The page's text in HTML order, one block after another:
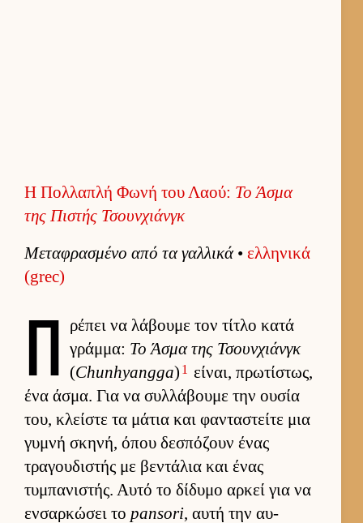
Η Πολλαπλή Φωνή του Λαού: Το Άσμα
της Πιστής Τσουν­χιάνγκ
Μεταφρασμένο από τα γαλ­λικά• ελ­ληνικά
(grec)
Π ρέπει να λάβουμε τον τίτλο κατά
γράμ­μα: Το Άσμα της Τσουν­χιάνγκ
(Chunhyangga) 1 εί­ναι, πρωτίστως,
ένα άσμα. Για να συλ­λάβουμε την ου­σία
του, κλεί­στε τα μάτια και φανταστείτε μια
γυμνή σκηνή, όπου δεσπόζουν ένας
τραγου­διστής με βεντάλια και ένας
τυμπανιστής. Αυτό το δίδυμο αρ­κεί για να
εν­σαρ­κώσει το pansori, αυτή την αυ­